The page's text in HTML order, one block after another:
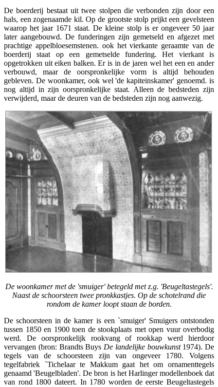
De boerderij bestaat uit twee stolpen die verbonden zijn door een
hals, een zogenaamde kil. Op de grootste stolp prijkt een gevelsteen
waarop het jaar 1671 staat. De kleine stolp is er ongeveer 50 jaar
later aangebouwd. De funderingen zijn gemetseld en afgezet met
prachtige appelbloesemstenen. ook het vierkante geraamte van de
boerderij staat op een gemetselde fundering. Het vierkant is
opgetrokken uit eiken balken. Er is in de jaren wel het een en ander
verbouwd, maar de oorspronkelijke vorm is altijd behouden
gebleven. De woonkamer, ook wel 'de kapiteinskamer' genoemd. is
nog altijd in zijn oorspronkelijke staat. Alleen de bedsteden zijn
verwijderd, maar de deuren van de bedsteden zijn nog aanwezig.
De woonkamer met de 'smuiger' betegeld met z.g. 'Beugeltastegels'.
Naast de schoorsteen twee pronkkastjes. Op de schotelrand die
rondom de kamer loopt staan de borden.
De schoorsteen in de kamer is een `smuiger' Smuigers ontstonden
tussen 1850 en 1900 toen de stookplaats met open vuur overbodig
werd. De oorspronkelijk rookvang of rookkap werd hierdoor
vervangen (bron: Brandts Buys De landelijke bouwkunst 1974). De
tegels van de schoorsteen zijn van ongeveer 1780. Volgens
tegelfabriek `Tichelaar te Makkum gaat het om ornamenttegels
genaamd 'Beugelbladen'. De bron is het Harlinger modellenboek dat
van rond 1800 dateert. In 1780 worden de eerste Beugeltastegels